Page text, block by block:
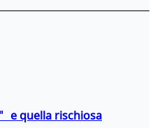
e quella rischiosa